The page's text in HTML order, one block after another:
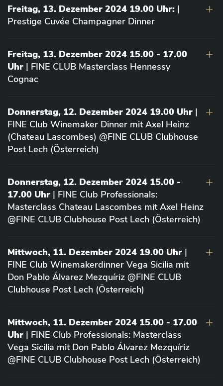
Freitag, 13. Dezember 2024 19.00 Uhr: |
Prestige Cuvée Champagner Dinner
Freitag, 13. Dezember 2024 15.00 - 17.00
Uhr | FINE CLUB Masterclass Hennessy
Cognac
Donnerstag, 12. Dezember 2024 19.00 Uhr |
FINE Club Winemaker Dinner mit Axel Heinz
(Chateau Lascombes) @FINE CLUB Clubhouse
Post Lech (Österreich)
Donnerstag, 12. Dezember 2024 15.00 -
17.00 Uhr | FINE Club Professionals:
Masterclass Chateau Lascombes mit Axel Heinz
@FINE CLUB Clubhouse Post Lech (Österreich)
Mittwoch, 11. Dezember 2024 19.00 Uhr |
FINE Club Winemakerdinner Vega Sicilia mit
Don Pablo Álvarez Mezquíriz @FINE CLUB
Clubhouse Post Lech (Österreich)
Mittwoch, 11. Dezember 2024 15.00 - 17.00
Uhr | FINE Club Professionals: Masterclass
Vega Sicilia mit Don Pablo Álvarez Mezquíriz
@FINE CLUB Clubhouse Post Lech (Österreich)